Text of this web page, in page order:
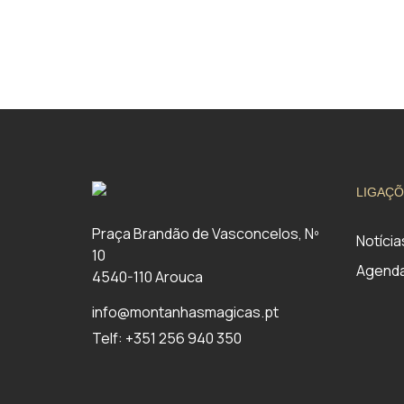
Praça Brandão de Vasconcelos, Nº
10
4540-110 Arouca
info@montanhasmagicas.pt
Telf: +351 256 940 350